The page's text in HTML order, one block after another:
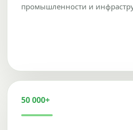
промышленности и
50 000+